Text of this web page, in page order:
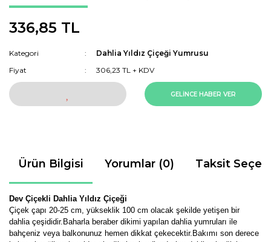
336,85 TL
Kategori
Dahlia Yıldız Çiçeği Yumrusu
Fiyat
306,23 TL + KDV
GELİNCE HABER VER
Ürün Bilgisi Yorumlar (0) Taksit
Dev Çiçekli Dahlia Yıldız Çiçeği
Çiçek çapı 20-25 cm, yükseklik 100 cm olacak şekilde yetişen bir
dahlia çeşididir.Baharla beraber dikimi yapılan dahlia yumruları ile
bahçeniz veya balkonunuz hemen dikkat çekecektir.Bakımı son derece